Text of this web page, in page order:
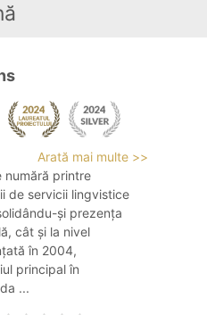
Arată mai multe >>
numără printre
de servicii lingvistice
și prezența
cât și la nivel
în 2004,
principal în
...